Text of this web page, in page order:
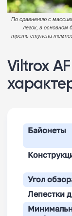
По сравнению с
легок, в основном
треть ступени
Viltrox
Байонеты
Угол
Лепестки